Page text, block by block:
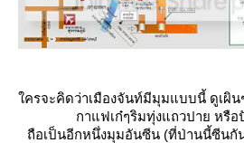
ครจะคิดว่าเมืองจันท์มีมุมแบบนี้ ดูเผิน
กาแฟเก๋ๆริมทุ่งแถวปาย หรือ
ถือเป็นอีกหนึ่งมุมอันซีน (ที่ป่านนี้ซีนกั